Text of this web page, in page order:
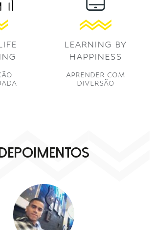
LEARNING BY
HAPPINESS
APRENDER COM
DIVERSÃO
DEPOIMENTOS